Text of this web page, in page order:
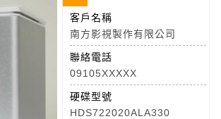
客戶名稱
南方影視製作有限公司
聯絡電話
09105XXXXX
硬碟型號
HDS722020ALA330